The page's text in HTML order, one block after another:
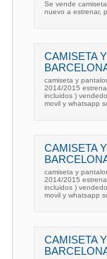
Se vende
nuevo a estrenar,
CAMISETA
camiseta y
2014/2015
incluidos )
movil y whatsapp
CAMISETA
camiseta y
2014/2015
incluidos )
movil y whatsapp
CAMISETA